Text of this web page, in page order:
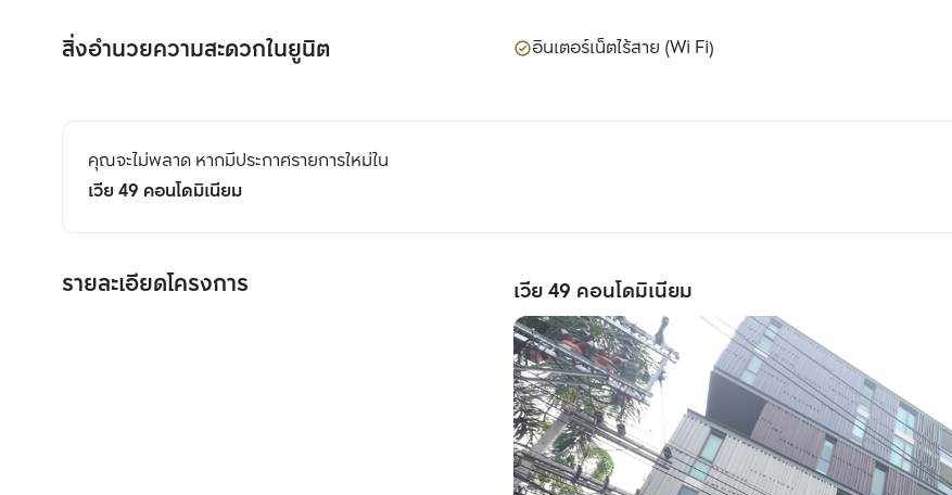
สิ่งอำนวยความสะดวกในยูนิต อินเตอร์เน็ตไร้สาย (Wi Fi)
คุณจะไม่พลาด หากมีประกาศรายการใหม่ใน
เวีย 49 คอนโดมิเนียม
รายละเอียดโครงการ เวีย 49 คอนโดมิเนียม